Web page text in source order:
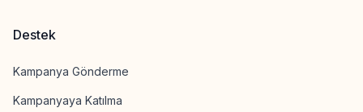
Destek
Kampanya Gönderme
Kampanyaya Katılma